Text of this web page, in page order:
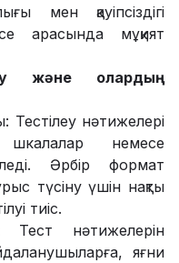
мен қауіпсіздігі
арасында мұқият
және олардың
нәтижелері
шкалалар немесе
Әрбір формат
түсіну үшін нақты
тиіс.
Тест нәтижелерін
яғни